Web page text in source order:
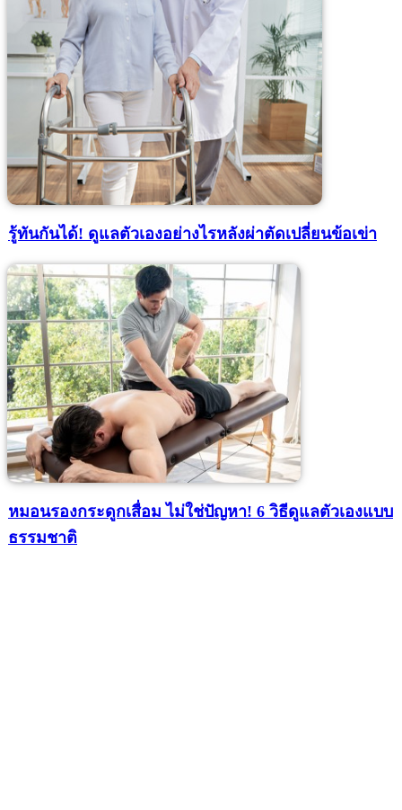
รู้ทันกันได้! ดูแลตัวเองอย่างไรหลังผ่าตัดเปลี่ยนข้อเข่า
หมอนรองกระดูกเสื่อม ไม่ใช่ปัญหา! 6 วิธีดูแลตัวเองแบบ
ธรรมชาติ